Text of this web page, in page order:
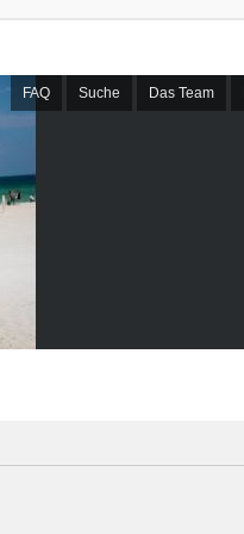
FAQ Suche Das Team